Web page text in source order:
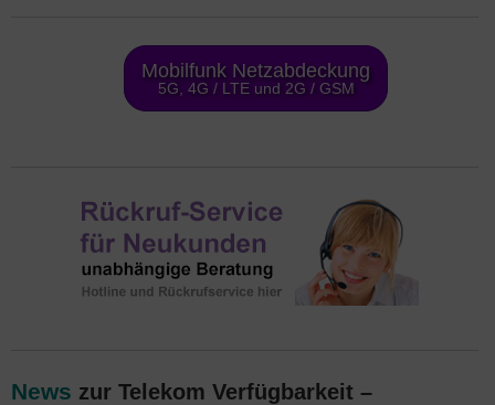
Mobilfunk Netzabdeckung
5G, 4G / LTE und 2G / GSM
News zur Telekom Verfügbarkeit –